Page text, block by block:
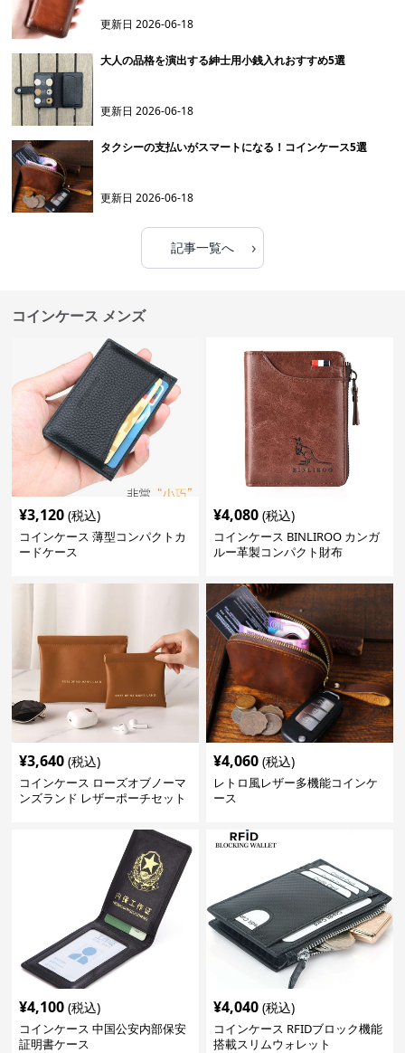
更新日2026-06-18
大人の品格を演出する紳士用小銭入れおすすめ5選
更新日2026-06-18
タクシーの支払いがスマートになる！コインケース5選
更新日2026-06-18
記事一覧へ ›
コインケース メンズ
¥3,120 (税込)
コインケース 薄型コンパクトカ
ードケース
¥4,080 (税込)
コインケース BINLIROO カンガ
ルー革製コンパクト財布
¥3,640 (税込)
コインケース ローズオブノーマ
ンズランド レザーポーチセット
¥4,060 (税込)
レトロ風レザー多機能コインケ
ース
¥4,100 (税込)
コインケース 中国公安内部保安
証明書ケース
¥4,040 (税込)
コインケース RFIDブロック機能
搭載スリムウォレット